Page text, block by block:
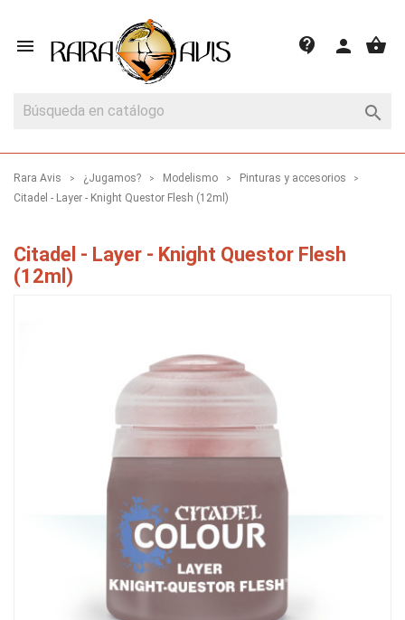
 shopping_basket
person
contact_support

Rara Avis ¿Jugamos? Modelismo
Pinturas y accesorios
Citadel - Layer - Knight Questor Flesh (12ml)
Citadel - Layer - Knight Questor Flesh
(12ml)